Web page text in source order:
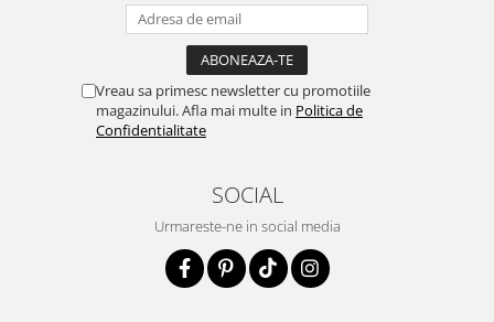
Vreau sa primesc newsletter cu promotiile
magazinului. Afla mai multe in Politica de
Confidentialitate
SOCIAL
Urmareste-ne in social media